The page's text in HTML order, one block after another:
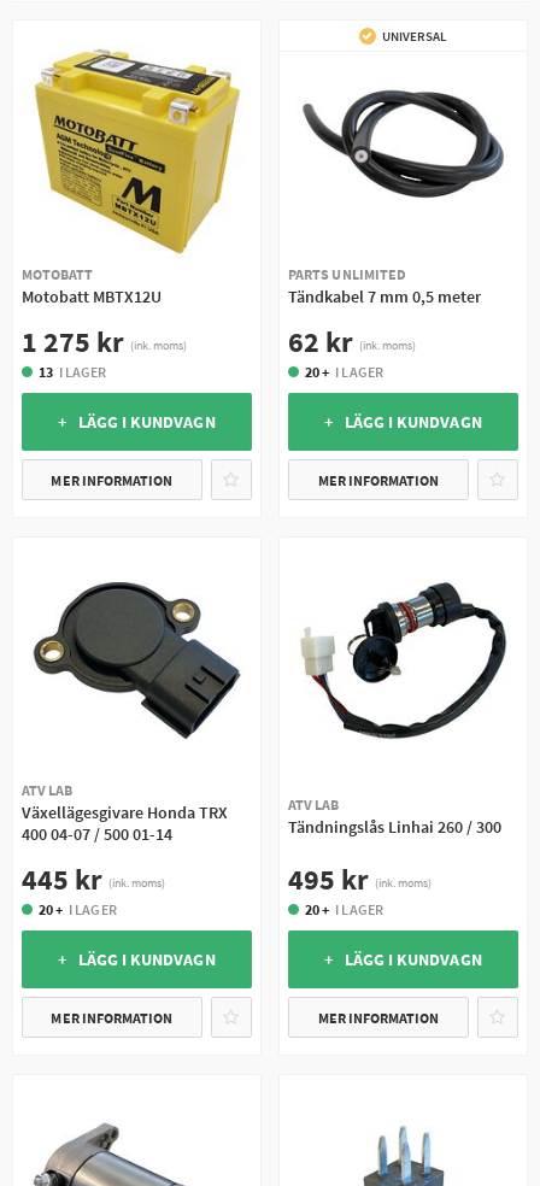
MOTOBATT
Motobatt MBTX12U
1 275 kr (ink. moms)
13 I LAGER
+ LÄGG I KUNDVAGN
MER INFORMATION
UNIVERSAL
PARTS UNLIMITED
Tändkabel 7 mm 0,5 meter
62 kr (ink. moms)
20 + I LAGER
+ LÄGG I KUNDVAGN
MER INFORMATION
ATV LAB
Växellägesgivare Honda TRX
400 04-07 / 500 01-14
445 kr (ink. moms)
20 + I LAGER
+ LÄGG I KUNDVAGN
MER INFORMATION
ATV LAB
Tändningslås Linhai 260 / 300
495 kr (ink. moms)
20 + I LAGER
+ LÄGG I KUNDVAGN
MER INFORMATION